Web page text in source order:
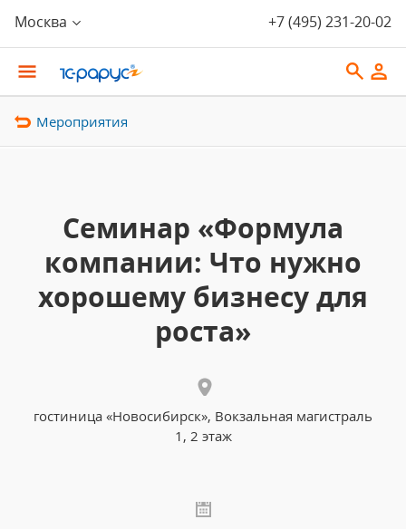
Москва +7 (495) 231-20-02
Мероприятия
Cеминар «Формула
компании: Что нужно
хорошему бизнесу для
роста»
гостиница «Новосибирск», Вокзальная магистраль
1, 2 этаж